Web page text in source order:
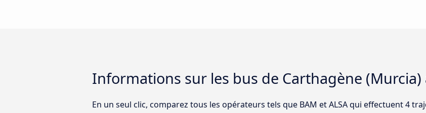
Informations sur les bus de Carthagène (Murcia)
En un seul clic, comparez tous les opérateurs tels que BAM et ALSA qui effectuent 4